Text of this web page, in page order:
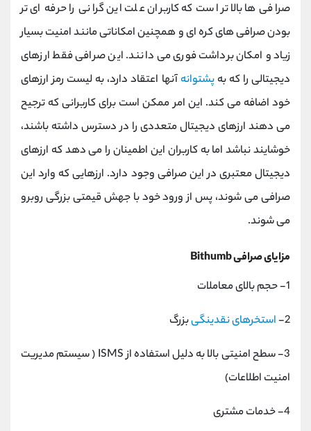
صرافی ها بالاتر است که کاربران علت این گرانی را حرفه ای تر
بودن صرافی های کره ای و همچنین امکاناتی مانند امنیت بسیار
زیاد و امکان برداشت فوری می دانند. این صرافی فقط ارزهای
دیجیتالی را که بهپشتوانهآنها اعتقاد دارد، به لیست رمز ارزهای
خود اضافه می کند. این امر ممکن است برای کاربرانی که ترجیح
می دهند ارزهای دیجیتال متعددی را در دسترس داشته باشند،
خوشایند نباشد اما به کاربران این اطمینان را می دهد که ارزهای
دیجیتال معتبری در این صرافی وجود دارد. ارزهایی که وارد این
صرافی می شوند، پس از ورود خود با جهش قیمتی بزرگی روبرو
می شوند.
مزایای صرافی Bithumb
1- حجم بالای معاملات
2- استخرهای نقدینگیبزرگ
3- سطح امنیتی بالا به دلیل استفاده از ISMS ( سیستم مدیریت
امنیت اطلاعات)
4- خدمات مشتری